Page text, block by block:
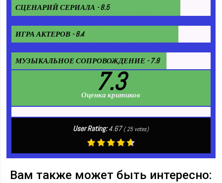
СЦЕНАРИЙ СЕРИАЛА - 8.5
ИГРА АКТЕРОВ - 8.4
МУЗЫКАЛЬНОЕ СОПРОВОЖДЕНИЕ - 7.8
7.3
Оценка критиков
User Rating:4.67 (25votes)
Вам также может быть интересно: